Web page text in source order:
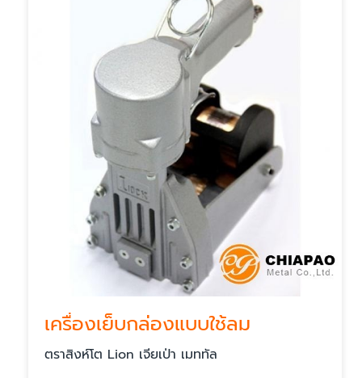
เครื่องเย็บกล่องแบบใช้ลม
ตราสิงห์โต Lion เจียเป่า เมททัล